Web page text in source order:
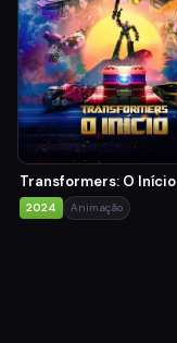
Transformers: O Início
2024 Animação